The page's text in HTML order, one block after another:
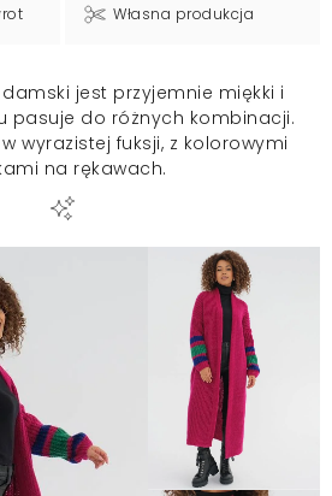
Własna produkcja
jest przyjemnie miękki i
pasuje do różnych kombinacji.
wyrazistej fuksji, z kolorowymi
na rękawach.